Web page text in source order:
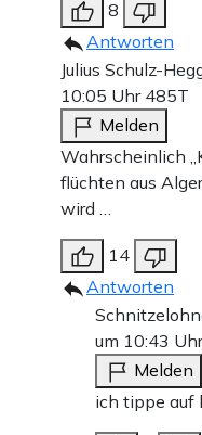
8
Antworten
Julius Schulz-
10:05 Uhr 485T
Melden
Wahrscheinlich
flüchten aus
wird …
14
Antworten
um 10:43
Melden
ich tippe auf